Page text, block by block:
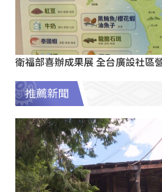
衛福部喜辦成果展 全台廣設社區
推薦新聞